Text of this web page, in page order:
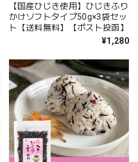
【国産ひじき使用】ひじきふり
かけソフトタイプ50g×3袋セッ
ト【送料無料】【ポスト投函】
¥1,280